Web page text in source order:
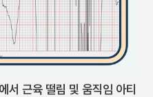
근육 떨림 및 움직임 아티